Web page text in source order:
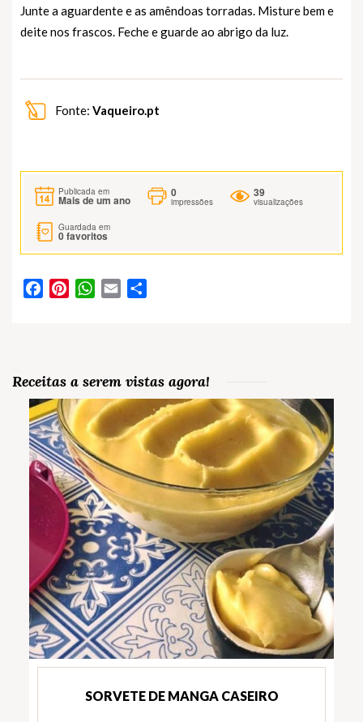
Junte a aguardente e as amêndoas torradas. Misture bem e
deite nos frascos. Feche e guarde ao abrigo da luz.
Fonte: Vaqueiro.pt
Publicada em
Mais de um ano
0
impressões
39
visualizações
Guardada em
0favoritos
FacebookPinterestWhatsApp
Email
Receitas a serem vistas agora!
SORVETE DE MANGA CASEIRO